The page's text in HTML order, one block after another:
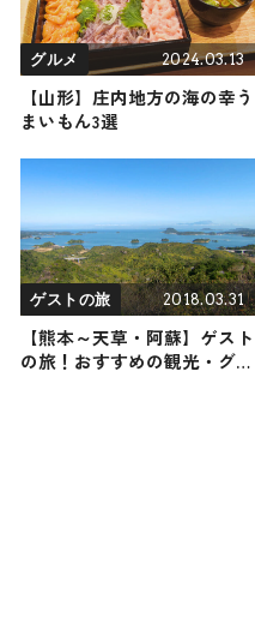
グルメ 2024.03.13
【山形】庄内地方の海の幸う
まいもん3選
ゲストの旅 2018.03.31
【熊本～天草・阿蘇】ゲスト
の旅！おすすめの観光・グル